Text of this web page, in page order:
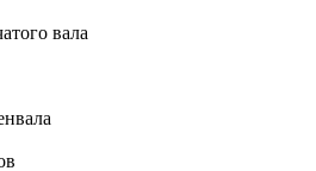
вала